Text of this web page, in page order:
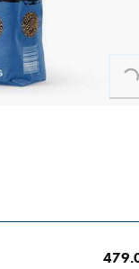
Loading...